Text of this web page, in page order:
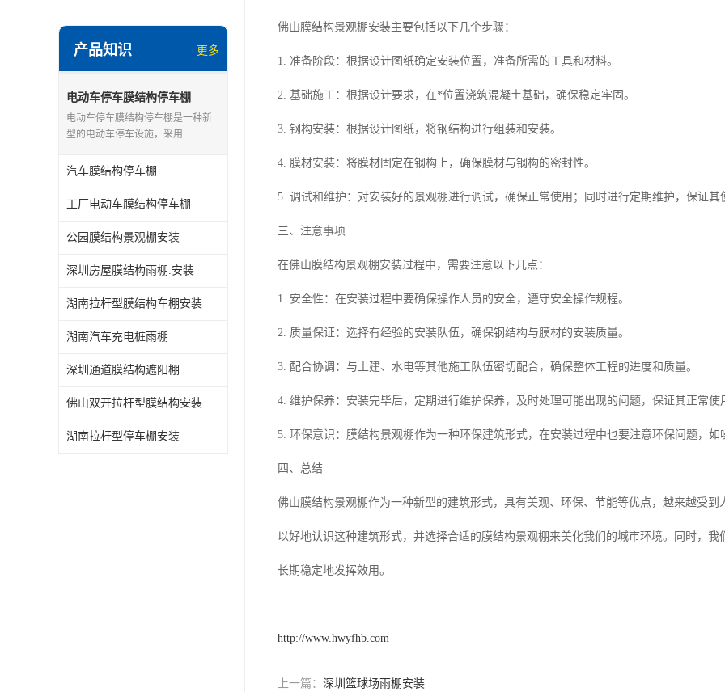
电动推拉雨棚
膜结构停景观棚
产品知识 更多
电动车停车膜结构停车棚
电动车停车膜结构停车棚是一种新
型的电动车停车设施，采用..
汽车膜结构停车棚
工厂电动车膜结构停车棚
公园膜结构景观棚安装
深圳房屋膜结构雨棚.安装
湖南拉杆型膜结构车棚安装
湖南汽车充电桩雨棚
深圳通道膜结构遮阳棚
佛山双开拉杆型膜结构安装
湖南拉杆型停车棚安装
佛山膜结构景观棚安装主要包括以下几个步骤：
1. 准备阶段：根据设计图纸确定安装位置，准备所需的工具和材料。
2. 基础施工：根据设计要求，在*位置浇筑混凝土基础，确保稳定牢固。
3. 钢构安装：根据设计图纸，将钢结构进行组装和安装。
4. 膜材安装：将膜材固定在钢构上，确保膜材与钢构的密封性。
5. 调试和维护：对安装好的景观棚进行调试，确保正常使用；同时进行定期维护，保证其
三、注意事项
在佛山膜结构景观棚安装过程中，需要注意以下几点：
1. 安全性：在安装过程中要确保操作人员的安全，遵守安全操作规程。
2. 质量保证：选择有经验的安装队伍，确保钢结构与膜材的安装质量。
3. 配合协调：与土建、水电等其他施工队伍密切配合，确保整体工程的进度和质量。
4. 维护保养：安装完毕后，定期进行维护保养，及时处理可能出现的问题，保证其正常使
5. 环保意识：膜结构景观棚作为一种环保建筑形式，在安装过程中也要注意环保问题，如
四、总结
佛山膜结构景观棚作为一种新型的建筑形式，具有美观、环保、节能等优点，越来越受到
以好地认识这种建筑形式，并选择合适的膜结构景观棚来美化我们的城市环境。同时，
长期稳定地发挥效用。
http://www.hwyfhb.com
上一篇： 深圳篮球场雨棚安装